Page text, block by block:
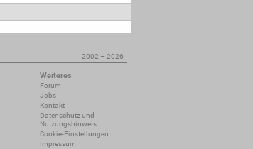
2002 – 2026
Weiteres
Forum
Jobs
Kontakt
Datenschutz und
Nutzungshinweis
Cookie-Einstellungen
Impressum